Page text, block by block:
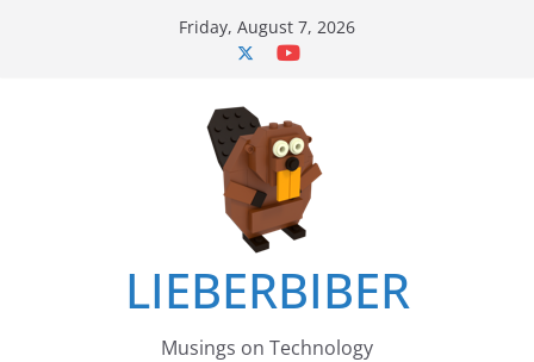
Friday, August 7, 2026
LIEBERBIBER
Musings on Technology